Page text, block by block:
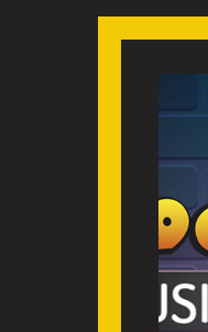
BLOG
CONTACTO